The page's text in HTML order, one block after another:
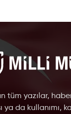
tüm yazılar,
ya da